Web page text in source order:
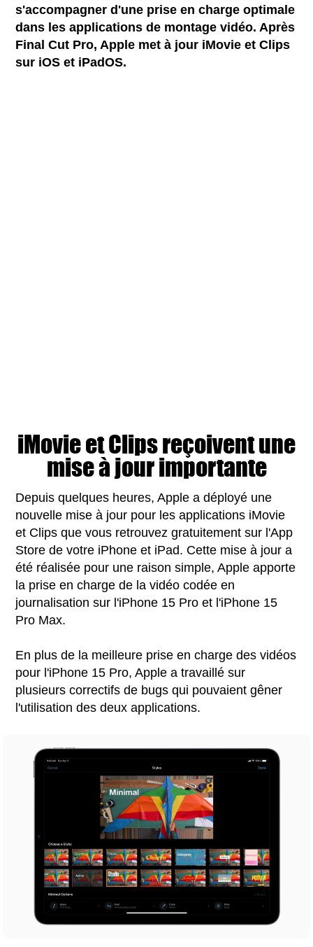
s'accompagner d'une prise en charge optimale
dans les applications de montage vidéo. Après
Final Cut Pro, Apple met à jour iMovie et Clips
sur iOS et iPadOS.
iMovie et Clips reçoivent une
mise à jour importante
Depuis quelques heures, Apple a déployé une
nouvelle mise à jour pour les applications iMovie
et Clips que vous retrouvez gratuitement sur l'App
Store de votre iPhone et iPad. Cette mise à jour a
été réalisée pour une raison simple, Apple apporte
la prise en charge de la vidéo codée en
journalisation sur l'iPhone 15 Pro et l'iPhone 15
Pro Max.
En plus de la meilleure prise en charge des vidéos
pour l'iPhone 15 Pro, Apple a travaillé sur
plusieurs correctifs de bugs qui pouvaient gêner
l'utilisation des deux applications.